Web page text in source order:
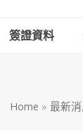
簽證資料
Home » 最新